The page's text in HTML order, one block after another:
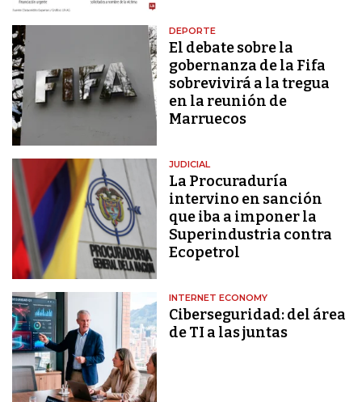
DEPORTE
El debate sobre la
gobernanza de la Fifa
sobrevivirá a la tregua
en la reunión de
Marruecos
JUDICIAL
La Procuraduría
intervino en sanción
que iba a imponer la
Superindustria contra
Ecopetrol
INTERNET ECONOMY
Ciberseguridad: del área
de TI a las juntas